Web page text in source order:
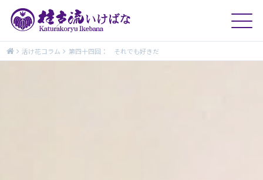
活け花コラム 第四十四回： それでも好きだ